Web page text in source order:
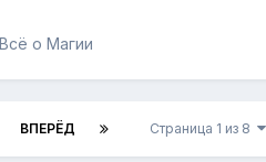
Всё о Магии
ВПЕРЁД Страница 1 из 8